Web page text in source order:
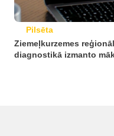
Pilsēta
Ziemeļkurzemes
diagnostikā izmanto